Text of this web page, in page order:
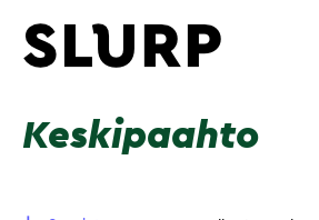
Keskipaahto